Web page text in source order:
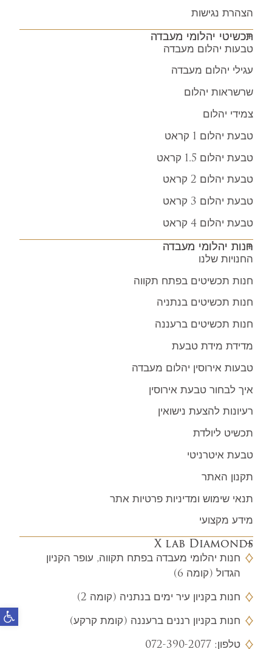
הצהרת נגישות
תכשיטי יהלומי מעבדה
טבעות יהלום מעבדה
עגילי יהלום מעבדה
שרשראות יהלום
צמידי יהלום
טבעת יהלום 1 קראט
טבעת יהלום 1.5 קראט
טבעת יהלום 2 קראט
טבעת יהלום 3 קראט
טבעת יהלום 4 קראט
חנות יהלומי מעבדה
החנויות שלנו
חנות תכשיטים בפתח תקווה
חנות תכשיטים בנתניה
חנות תכשיטים ברעננה
מדידת מידת טבעת
טבעות אירוסין יהלום מעבדה
איך לבחור טבעת אירוסין
רעיונות להצעת נישואין
תכשיט ליולדת
טבעת איטרניטי
תקנון האתר
תנאי שימוש ומדיניות פרטיות אתר
מידע מקצועי
X lab Diamonds
חנות יהלומי מעבדה בפתח תקווה, עופר הקניון
הגדול (קומה 6)
חנות בקניון עיר ימים בנתניה (קומה 2)
חנות בקניון רננים ברעננה (קומת קרקע)
טלפון:072-390-2077